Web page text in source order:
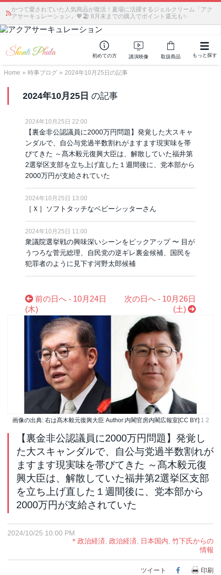
かつて愛されていた人気商品が復活！夏場に活躍するジェルクリーム「アク
アサーキュレーション」💖🏖️ 8月末までの購入でポイント還元も✨
初めての方 講演映像 取扱商品 もっと探す
Home » 時事ブログ » 2024年10月25日の記事
2024年10月25日 の記事
2024年10月25日 22:00
【裏金非公認議員に2000万円問題】発覚した大スキャ
ンダルで、自公与党過半数割れがますます現実味を帯
びてきた ～髙木毅元復興大臣は、解散していた福井第
2選挙区支部を立ち上げ直した１週間後に、党本部から
2000万円が支給されていた
2024年10月25日 13:00
［Ｘ］ソフトタッチなベビーシッターさん
2024年10月25日 11:00
衆議院選挙戦の興味深いシーンをピックアップ 〜 目が
うつろな菅元総理、自民党の逆ギレ裏金候補、国民を
犯罪者のように見下す河野太郎候補
前の日へ - 10月24日
(木)
次の日へ - 10月26日
(土)
画像の出典: 右は髙木毅元復興大臣 Author:内閣官房内閣広報室[CC BY] 1 2
【裏金非公認議員に2000万円問題】発覚し
た大スキャンダルで、自公与党過半数割れが
ますます現実味を帯びてきた ～髙木毅元復
興大臣は、解散していた福井第2選挙区支部
を立ち上げ直した１週間後に、党本部から
2000万円が支給されていた
2024/10/25 10:00 PM
＊政治経済, 政治経済, 日本国内, 竹下氏からの
情報
ツイート Facebook
印刷